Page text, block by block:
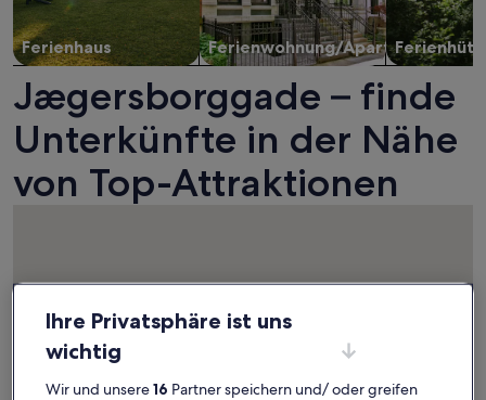
Ferienhaus Ferienwohnung/Apartment
Jægersborggade – finde
Unterkünfte in der Nähe
von Top-Attraktionen
Ihre Privatsphäre ist uns
wichtig
Wir und unsere16 Partner speichern und/ oder greifen